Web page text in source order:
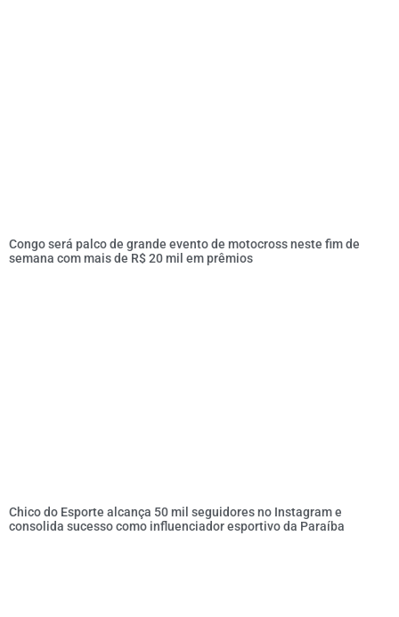
Congo será palco de grande evento de motocross neste fim de
semana com mais de R$ 20 mil em prêmios
Chico do Esporte alcança 50 mil seguidores no Instagram e
consolida sucesso como influenciador esportivo da Paraíba